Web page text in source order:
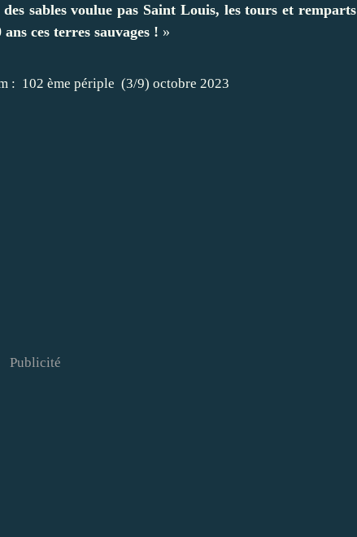
sables voulue pas Saint Louis, les tours et remparts
ces terres sauvages ! »
Publicité